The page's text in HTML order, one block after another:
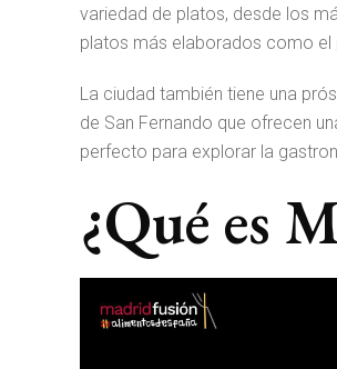
variedad de platos, desde los
platos más elaborados como
La ciudad también tiene una
de San Fernando que ofrecen
perfecto para explorar la
¿Qué es